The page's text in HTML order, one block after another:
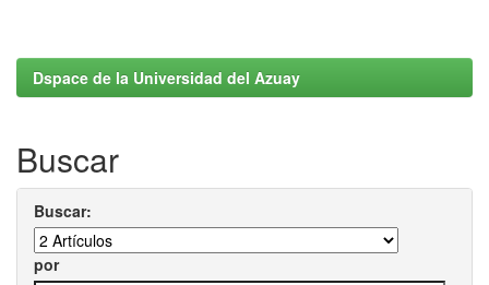
Dspace de la Universidad del Azuay
Buscar
Buscar:
por